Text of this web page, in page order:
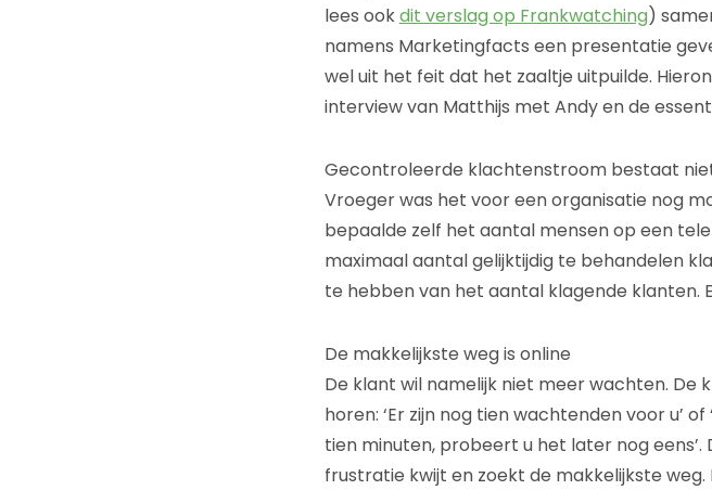
lees ookdit verslag op Frankwatching)
namens Marketingfacts een presentatie
wel uit het feit dat het zaaltje uitpuilde.
interview van Matthijs met Andy en de
Gecontroleerde klachtenstroom bestaat
Vroeger was het voor een organisatie nog
bepaalde zelf het aantal mensen op een
maximaal aantal gelijktijdig te behandelen
te hebben van het aantal klagende klanten.
De makkelijkste weg is online
De klant wil namelijk niet meer wachten.
horen: ‘Er zijn nog tien wachtenden voor u’
tien minuten, probeert u het later nog
frustratie kwijt en zoekt de makkelijkste